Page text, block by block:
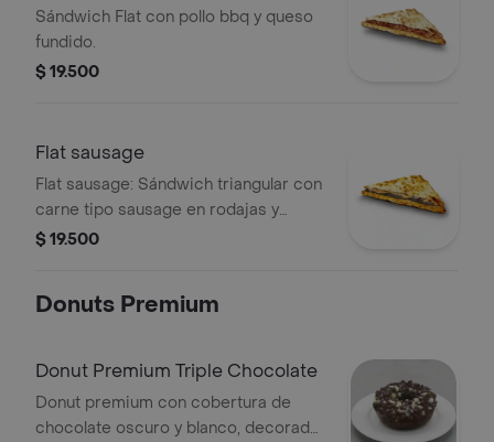
Sándwich Flat con pollo bbq y queso
fundido.
$ 19.500
Flat sausage
Flat sausage: Sándwich triangular con
carne tipo sausage en rodajas y
queso fundido.
$ 19.500
Donuts Premium
Donut Premium Triple Chocolate
Donut premium con cobertura de
chocolate oscuro y blanco, decorada